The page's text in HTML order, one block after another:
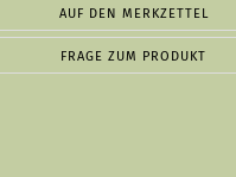
AUF DEN MERKZETTEL
FRAGE ZUM PRODUKT